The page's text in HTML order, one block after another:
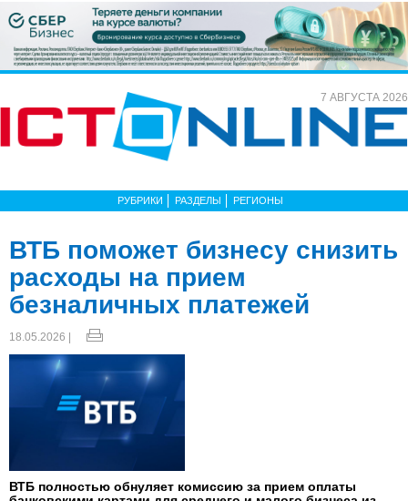
7 АВГУСТА 2026
РУБРИКИ РАЗДЕЛЫ РЕГИОНЫ
ВТБ поможет бизнесу снизить
расходы на прием
безналичных платежей
18.05.2026 |
ВТБ полностью обнуляет комиссию за прием оплаты